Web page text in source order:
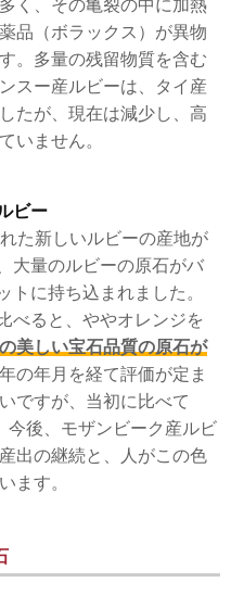
く、その亀裂の中に加熱
品（ボラックス）が異物
。多量の残留物質を含む
スー産ルビーは、タイ産
たが、現在は減少し、高
いません。
ビー
た新しいルビーの産地が
大量のルビーの原石がバ
トに持ち込まれました。
べると、ややオレンジを
美しい宝石品質の原石が
の年月を経て評価が定ま
ですが、当初に比べて
今後、モザンビーク産ルビ
出の継続と、人がこの色
ます。